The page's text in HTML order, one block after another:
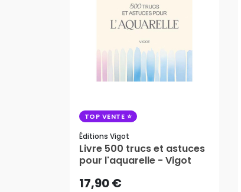
TOP VENTE
Éditions Vigot
Livre 500 trucs et astuces
pour l'aquarelle - Vigot
17,90 €
17,90 €
AJOUTER AU PANIER